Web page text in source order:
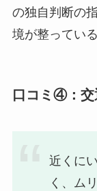
の独自判断の
境が整ってい
口コミ④：交
近くに
く、ム